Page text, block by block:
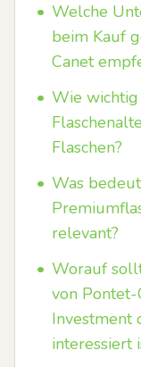
• Welche
beim Kauf
Canet
• Wie
Flaschen?
• Was
relevant?
• Worauf
von Pontet-
Investment
interessiert